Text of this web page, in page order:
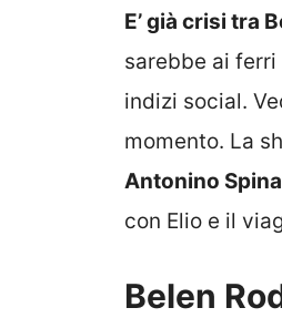
E’ già crisi tra
sarebbe ai
indizi social.
momento. La
Antonino
con Elio e il
Belen